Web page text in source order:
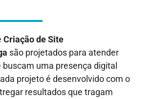
Criação de Site
são projetados para atender
buscam uma presença digital
projeto é desenvolvido com o
resultados que tragam